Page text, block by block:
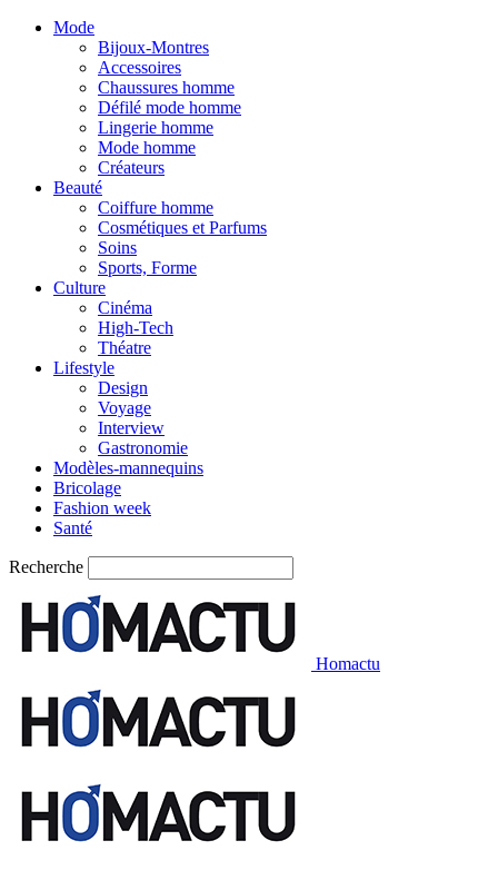
Mode
Bijoux-Montres
Accessoires
Chaussures homme
Défilé mode homme
Lingerie homme
Mode homme
Créateurs
Beauté
Coiffure homme
Cosmétiques et Parfums
Soins
Sports, Forme
Culture
Cinéma
High-Tech
Théatre
Lifestyle
Design
Voyage
Interview
Gastronomie
Modèles-mannequins
Bricolage
Fashion week
Santé
Recherche
Homactu